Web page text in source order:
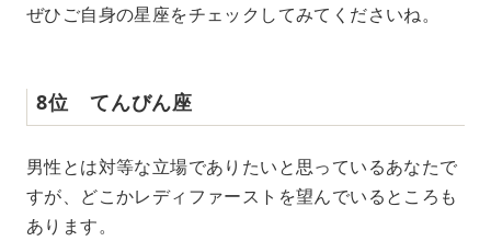
ぜひご自身の星座をチェックしてみてくださいね。
8位 てんびん座
男性とは対等な立場でありたいと思っているあなたで
すが、どこかレディファーストを望んでいるところも
あります。